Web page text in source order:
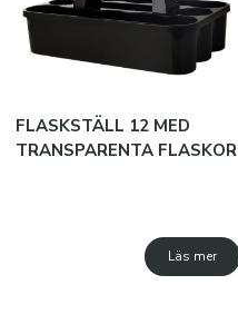
FLASKSTÄLL 12 MED
TRANSPARENTA FLASKOR
Läs mer